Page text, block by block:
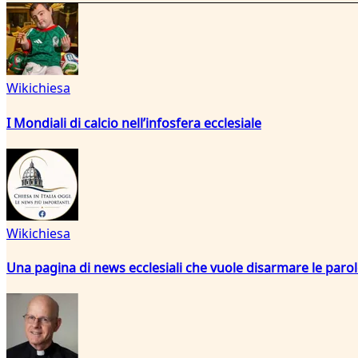
Wikichiesa
I Mondiali di calcio nell’infosfera ecclesiale
Wikichiesa
Una pagina di news ecclesiali che vuole disarmare le